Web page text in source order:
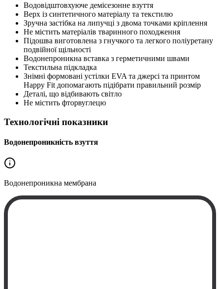
Водовідштовхуюче демісезонне взуття
Верх із синтетичного матеріалу та текстилю
Зручна застібка на липучці з двома точками кріплення
Не містить матеріалів тваринного походження
Підошва виготовлена з гнучкого та легкого поліуретану
подвійної щільності
Водонепроникна вставка з герметичними швами
Текстильна підкладка
Знімні формовані устілки EVA та джерсі та принтом
Happy Fit допомагають підібрати правильний розмір
Деталі, що відбивають світло
Не містить фторвуглецю
Технологічні показники
Водонепроникність взуття
Водонепроникна мембрана